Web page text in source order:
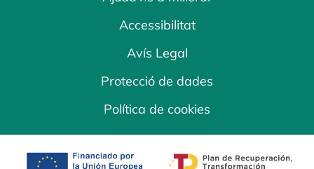
Accessibilitat
Avís Legal
Protecció de dades
Política de cookies
opens in a new tab opens in a new